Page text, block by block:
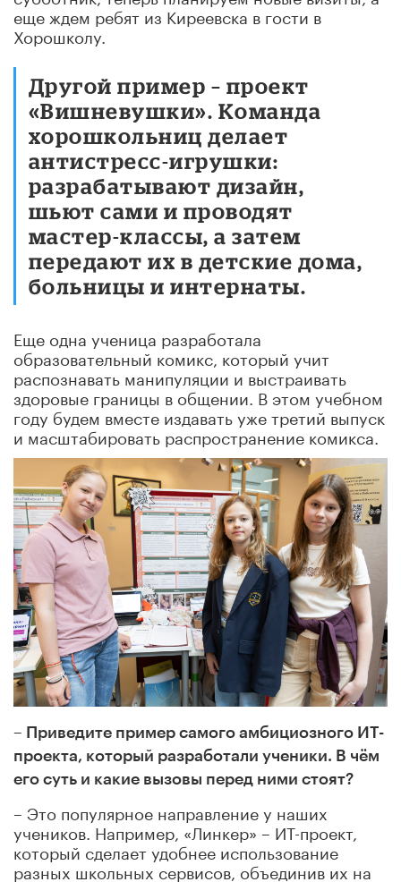
еще ждем ребят из Киреевска в гости в
Хорошколу.
Другой пример – проект
«Вишневушки». Команда
хорошкольниц делает
антистресс-игрушки:
разрабатывают дизайн,
шьют сами и проводят
мастер-классы, а затем
передают их в детские дома,
больницы и интернаты.
Еще одна ученица разработала
образовательный комикс, который учит
распознавать манипуляции и выстраивать
здоровые границы в общении. В этом учебном
году будем вместе издавать уже третий выпуск
и масштабировать распространение комикса.
– Приведите пример самого амбициозного ИТ-
проекта, который разработали ученики. В чём
его суть и какие вызовы перед ними стоят?
– Это популярное направление у наших
учеников. Например, «Линкер» – ИТ-проект,
который сделает удобнее использование
разных школьных сервисов, объединив их на